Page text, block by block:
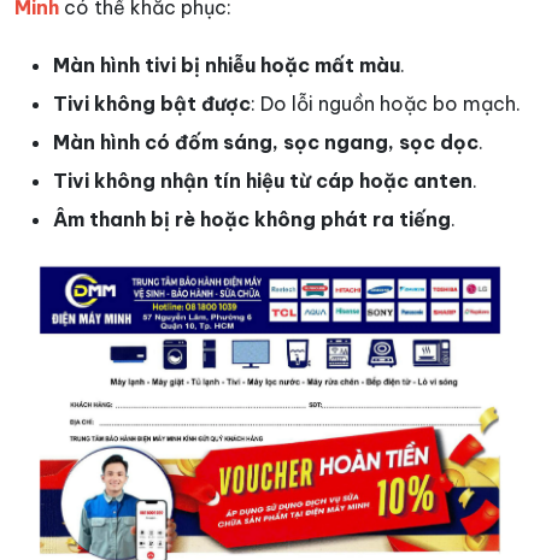
Minh có thể khắc phục:
Màn hình tivi bị nhiễu hoặc mất màu.
Tivi không bật được: Do lỗi nguồn hoặc bo mạch.
Màn hình có đốm sáng, sọc ngang, sọc dọc.
Tivi không nhận tín hiệu từ cáp hoặc anten.
Âm thanh bị rè hoặc không phát ra tiếng.